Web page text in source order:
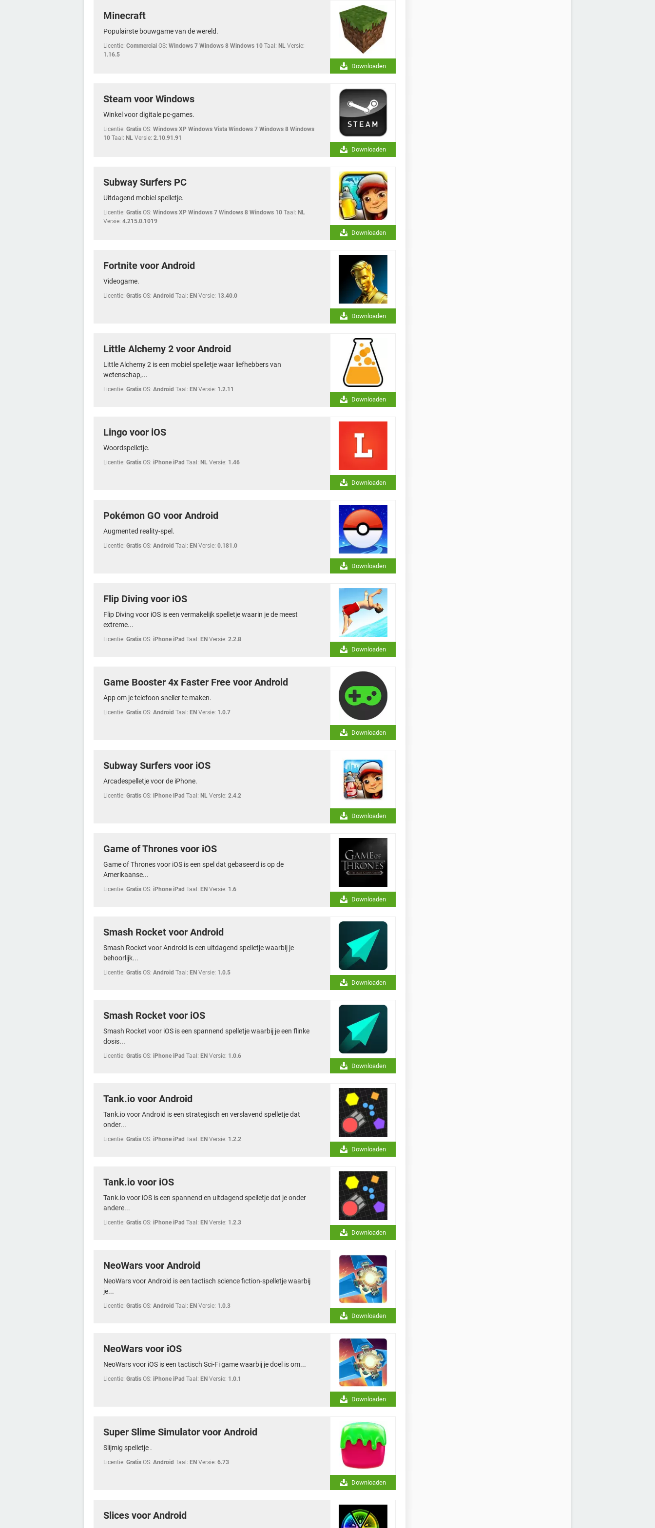
Minecraft
Populairste bouwgame van de wereld.
Licentie: Commercial OS: Windows 7 Windows 8 Windows 10 Taal: NL Versie:
1.16.5
Downloaden
Steam voor Windows
Winkel voor digitale pc-games.
Licentie: Gratis OS: Windows XP Windows Vista Windows 7 Windows 8 Windows
10 Taal: NL Versie: 2.10.91.91
Downloaden
Subway Surfers PC
Uitdagend mobiel spelletje.
Licentie: Gratis OS: Windows XP Windows 7 Windows 8 Windows 10 Taal: NL
Versie: 4.215.0.1019
Downloaden
Fortnite voor Android
Videogame.
Licentie: Gratis OS: Android Taal: EN Versie: 13.40.0
Downloaden
Little Alchemy 2 voor Android
Little Alchemy 2 is een mobiel spelletje waar liefhebbers van
wetenschap,...
Licentie: Gratis OS: Android Taal: EN Versie: 1.2.11
Downloaden
Lingo voor iOS
Woordspelletje.
Licentie: Gratis OS: iPhone iPad Taal: NL Versie: 1.46
Downloaden
Pokémon GO voor Android
Augmented reality-spel.
Licentie: Gratis OS: Android Taal: EN Versie: 0.181.0
Downloaden
Flip Diving voor iOS
Flip Diving voor iOS is een vermakelijk spelletje waarin je de meest
extreme...
Licentie: Gratis OS: iPhone iPad Taal: EN Versie: 2.2.8
Downloaden
Game Booster 4x Faster Free voor Android
App om je telefoon sneller te maken.
Licentie: Gratis OS: Android Taal: EN Versie: 1.0.7
Downloaden
Subway Surfers voor iOS
Arcadespelletje voor de iPhone.
Licentie: Gratis OS: iPhone iPad Taal: NL Versie: 2.4.2
Downloaden
Game of Thrones voor iOS
Game of Thrones voor iOS is een spel dat gebaseerd is op de
Amerikaanse...
Licentie: Gratis OS: iPhone iPad Taal: EN Versie: 1.6
Downloaden
Smash Rocket voor Android
Smash Rocket voor Android is een uitdagend spelletje waarbij je
behoorlijk...
Licentie: Gratis OS: Android Taal: EN Versie: 1.0.5
Downloaden
Smash Rocket voor iOS
Smash Rocket voor iOS is een spannend spelletje waarbij je een flinke
dosis...
Licentie: Gratis OS: iPhone iPad Taal: EN Versie: 1.0.6
Downloaden
Tank.io voor Android
Tank.io voor Android is een strategisch en verslavend spelletje dat
onder...
Licentie: Gratis OS: iPhone iPad Taal: EN Versie: 1.2.2
Downloaden
Tank.io voor iOS
Tank.io voor iOS is een spannend en uitdagend spelletje dat je onder
andere...
Licentie: Gratis OS: iPhone iPad Taal: EN Versie: 1.2.3
Downloaden
NeoWars voor Android
NeoWars voor Android is een tactisch science fiction-spelletje waarbij
je...
Licentie: Gratis OS: Android Taal: EN Versie: 1.0.3
Downloaden
NeoWars voor iOS
NeoWars voor iOS is een tactisch Sci-Fi game waarbij je doel is om...
Licentie: Gratis OS: iPhone iPad Taal: EN Versie: 1.0.1
Downloaden
Super Slime Simulator voor Android
Slijmig spelletje .
Licentie: Gratis OS: Android Taal: EN Versie: 6.73
Downloaden
Slices voor Android